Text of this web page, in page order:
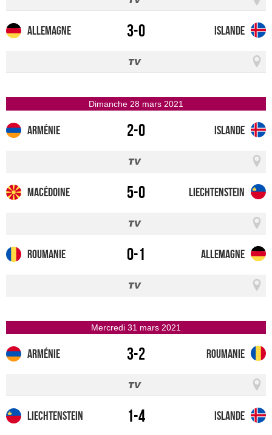
Allemagne 3-0 Islande
dimanche 28 mars 2021
Arménie 2-0 Islande
Macédoine 5-0 Liechtenstein
Roumanie 0-1 Allemagne
mercredi 31 mars 2021
Arménie 3-2 Roumanie
Liechtenstein 1-4 Islande